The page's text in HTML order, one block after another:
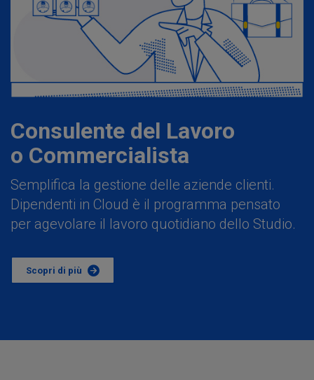
Consulente del Lavoro
o Commercialista
Semplifica la gestione delle aziende clienti.
Dipendenti in Cloud è il programma pensato
per agevolare il lavoro quotidiano dello Studio.
Scopri di più